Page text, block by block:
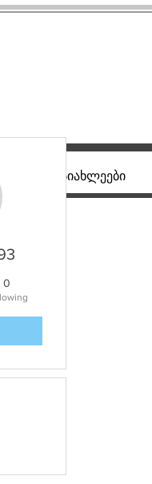
სიახლეები
0